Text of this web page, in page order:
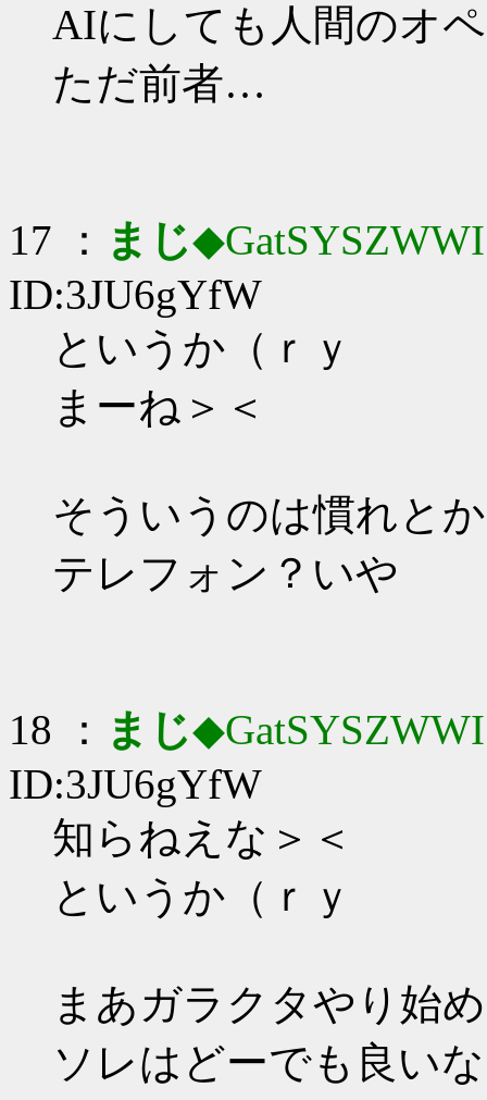
AIにしても人間のオ
ただ前者…
17 ： まじ◆GatSYSZWWI
ID:3JU6gYfW
というか（ｒｙ
まーね＞＜
そういうのは慣れと
テレフォン？いや
18 ： まじ◆GatSYSZWWI
ID:3JU6gYfW
知らねえな＞＜
というか（ｒｙ
まあガラクタやり始
ソレはどーでも良いな